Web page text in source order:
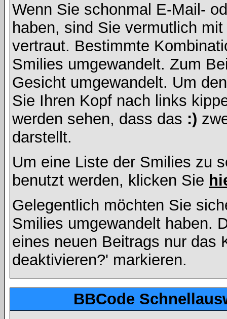
Wenn Sie schonmal E-Mail-
haben, sind Sie vermutlich
vertraut. Bestimmte
Smilies umgewandelt. Zum
Gesicht umgewandelt. Um
Sie Ihren Kopf nach links
werden sehen, dass das :)
darstellt.
Um eine Liste der Smilies zu
benutzt werden, klicken Sie
Gelegentlich möchten Sie
Smilies umgewandelt haben.
eines neuen Beitrags nur das
deaktivieren?' markieren.
BBCode